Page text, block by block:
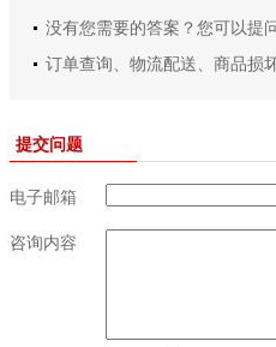
没有您需要的答案？您可以提
订单查询、物流配送、商品损
提交问题
电子邮箱
咨询内容